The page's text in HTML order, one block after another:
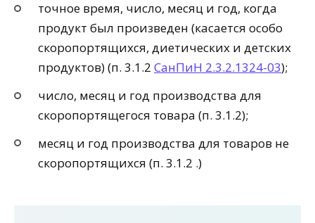
точное время, число, месяц и год, когда
продукт был произведен (касается особо
скоропортящихся, диетических и детских
продуктов) (п. 3.1.2 СанПиН 2.3.2.1324-03);
число, месяц и год производства для
скоропортящегося товара (п. 3.1.2);
месяц и год производства для товаров не
скоропортящихся (п. 3.1.2 .)